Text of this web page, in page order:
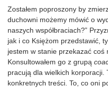
Zostałem poproszony by
duchowni możemy mówić o
naszych współbraciach?”
jak i co Księżom przedstawić,
jestem w stanie przekazać coś
Konsultowałem go z grupą
pracują dla wielkich korporacji.
konkretnych treści. To, co oni